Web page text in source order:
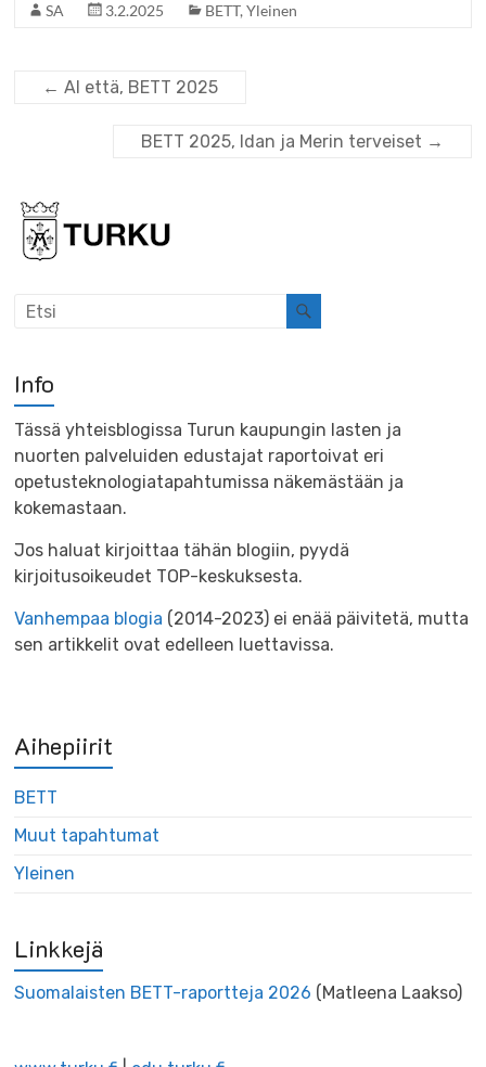
SA 3.2.2025 BETT,Yleinen
← AI että, BETT 2025
BETT 2025, Idan ja Merin terveiset →
Info
Tässä yhteisblogissa Turun kaupungin lasten ja
nuorten palveluiden edustajat raportoivat eri
opetusteknologiatapahtumissa näkemästään ja
kokemastaan.
Jos haluat kirjoittaa tähän blogiin, pyydä
kirjoitusoikeudet TOP-keskuksesta.
Vanhempaa blogia (2014-2023) ei enää päivitetä, mutta
sen artikkelit ovat edelleen luettavissa.
Aihepiirit
BETT
Muut tapahtumat
Yleinen
Linkkejä
Suomalaisten BETT-raportteja 2026 (Matleena Laakso)